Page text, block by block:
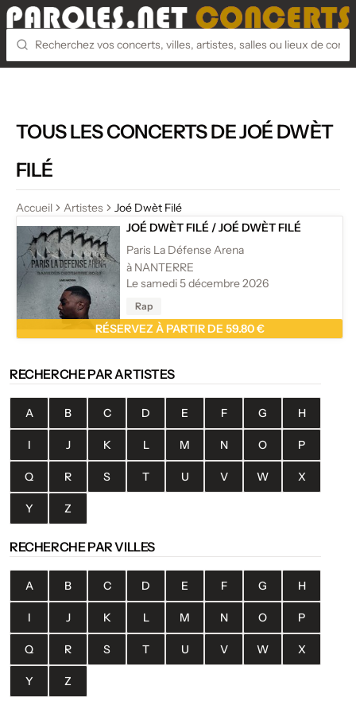
TOUS LES CONCERTS DE JOÉ DWÈT
FILÉ
Accueil Artistes
Joé Dwèt Filé
JOÉ DWÈT FILÉ /JOÉ DWÈT FILÉ
Paris La Défense Arena
à NANTERRE
Le samedi 5 décembre 2026
Rap
RÉSERVEZ À PARTIR DE 59.80 €
RECHERCHE PAR ARTISTES
A B C D E F G H
I J K L M N O P
Q R S T U V W X
Y Z
RECHERCHE PAR VILLES
A B C D E F G H
I J K L M N O P
Q R S T U V W X
Y Z